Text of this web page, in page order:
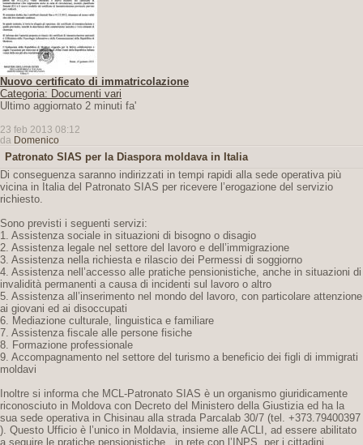
Nuovo certificato di immatricolazione
Categoria: Documenti vari
Ultimo aggiornato 2 minuti fa'
23 feb 2013 08:12
da Domenico
Patronato SIAS per la Diaspora moldava in Italia
Di conseguenza saranno indirizzati in tempi rapidi alla sede operativa più
vicina in Italia del Patronato SIAS per ricevere l’erogazione del servizio
richiesto.
Sono previsti i seguenti servizi:
1. Assistenza sociale in situazioni di bisogno o disagio
2. Assistenza legale nel settore del lavoro e dell’immigrazione
3. Assistenza nella richiesta e rilascio dei Permessi di soggiorno
4. Assistenza nell’accesso alle pratiche pensionistiche, anche in situazioni di
invalidità permanenti a causa di incidenti sul lavoro o altro
5. Assistenza all’inserimento nel mondo del lavoro, con particolare attenzione
ai giovani ed ai disoccupati
6. Mediazione culturale, linguistica e familiare
7. Assistenza fiscale alle persone fisiche
8. Formazione professionale
9. Accompagnamento nel settore del turismo a beneficio dei figli di immigrati
moldavi
Inoltre si informa che MCL-Patronato SIAS è un organismo giuridicamente
riconosciuto in Moldova con Decreto del Ministero della Giustizia ed ha la
sua sede operativa in Chisinau alla strada Parcalab 30/7 (tel. +373.79400397
). Questo Ufficio è l’unico in Moldavia, insieme alle ACLI, ad essere abilitato
a seguire le pratiche pensionistiche , in rete con l’INPS, per i cittadini